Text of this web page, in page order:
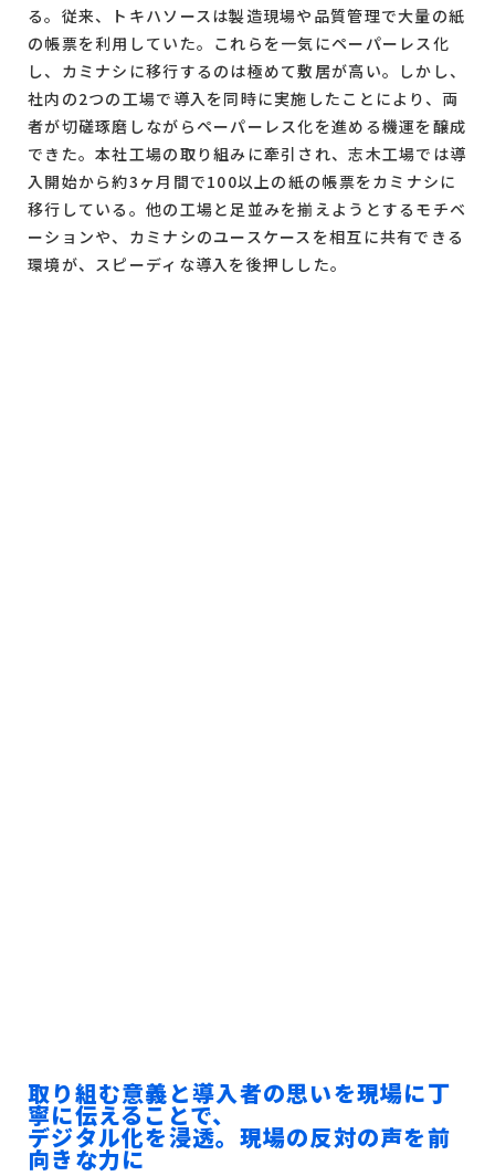
る。従来、トキハソースは製造現場や品質管理で大量の紙
の帳票を利用していた。これらを一気にペーパーレス化
し、カミナシに移行するのは極めて敷居が高い。しかし、
社内の2つの工場で導入を同時に実施したことにより、両
者が切磋琢磨しながらペーパーレス化を進める機運を醸成
できた。本社工場の取り組みに牽引され、志木工場では導
入開始から約3ヶ月間で100以上の紙の帳票をカミナシに
移行している。他の工場と足並みを揃えようとするモチベ
ーションや、カミナシのユースケースを相互に共有できる
環境が、スピーディな導入を後押しした。
取り組む意義と導入者の思いを現場に丁
寧に伝えることで、
デジタル化を浸透。現場の反対の声を前
向きな力に